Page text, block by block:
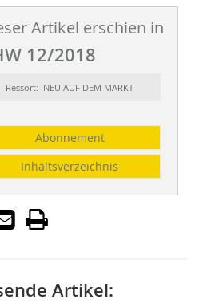
Artikel erschien in
12/2018
Ressort: NEU AUF DEM MARKT
Abonnement
Inhaltsverzeichnis
Artikel: